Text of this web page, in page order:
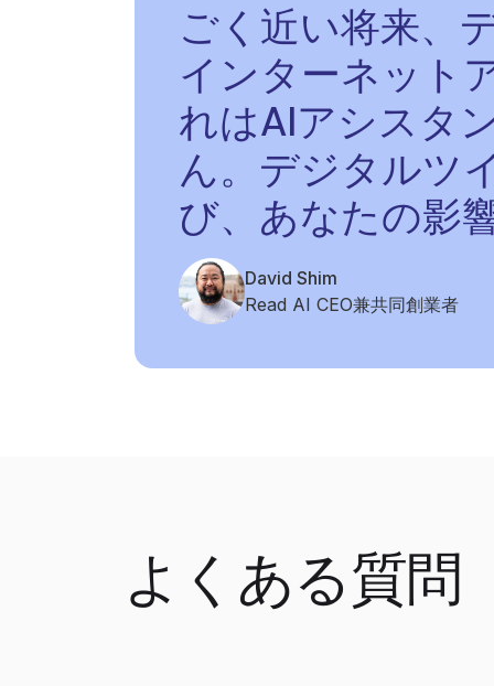
ごく近い将来、
インターネット
れはAIアシスタ
ん。デジタルツ
び、あなたの影
David Shim
Read AI CEO兼共同創業者
よくある質問